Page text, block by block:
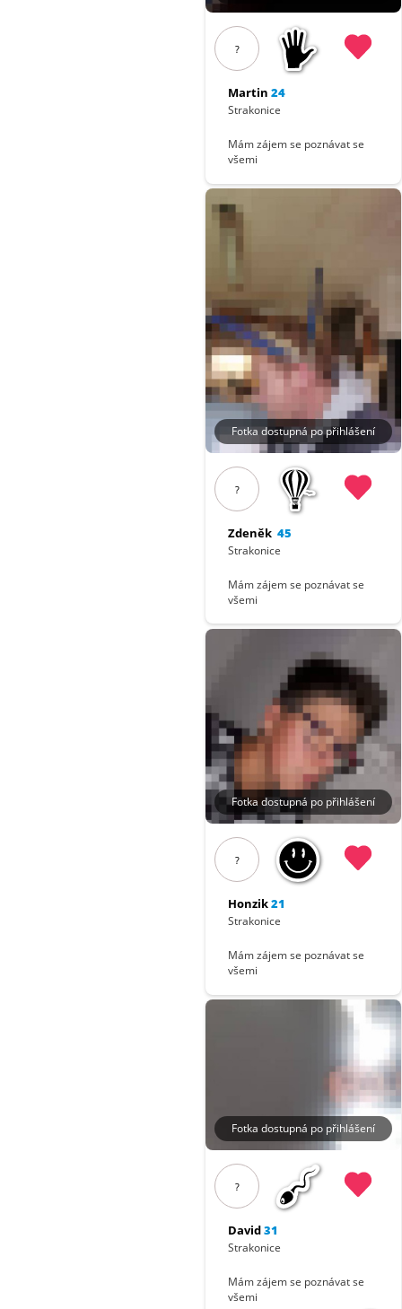
?
Martin 24
Strakonice
Mám zájem se poznávat se
všemi
Fotka dostupná po přihlášení
?
Zdeněk 45
Strakonice
Mám zájem se poznávat se
všemi
Fotka dostupná po přihlášení
?
Honzik21
Strakonice
Mám zájem se poznávat se
všemi
Fotka dostupná po přihlášení
?
David31
Strakonice
Mám zájem se poznávat se
všemi